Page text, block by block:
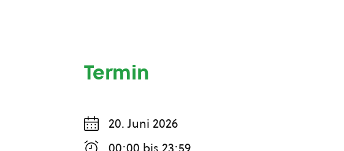
Termin
20. Juni 2026